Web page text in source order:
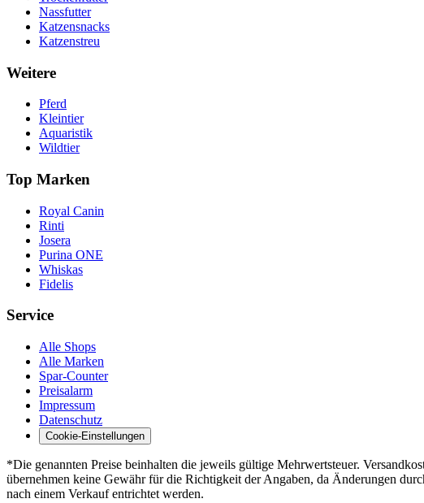
Nassfutter
Katzensnacks
Katzenstreu
Weitere
Pferd
Kleintier
Aquaristik
Wildtier
Top Marken
Royal Canin
Rinti
Josera
Purina ONE
Whiskas
Fidelis
Service
Alle Shops
Alle Marken
Spar-Counter
Preisalarm
Impressum
Datenschutz
Cookie-Einstellungen
*Die genannten Preise beinhalten die jeweils gültige Mehrwertsteuer.
übernehmen keine Gewähr für die Richtigkeit der Angaben, da Änderungen
nach einem Verkauf entrichtet werden.